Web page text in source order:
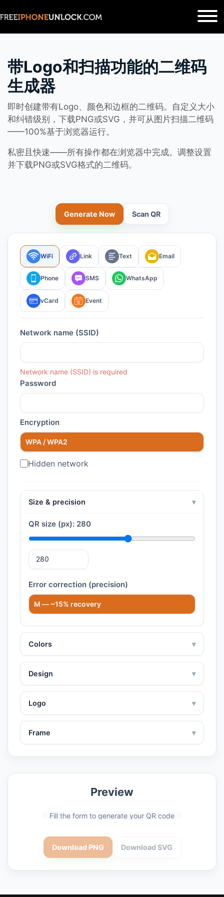
带Logo和扫描功能的二维码
生成器
即时创建带有Logo、颜色和边框的二维码。自定义大小
和纠错级别，下载PNG或SVG，并可从图片扫描二维码
——100%基于浏览器运行。
私密且快速——所有操作都在浏览器中完成。调整设置
并下载PNG或SVG格式的二维码。
Generate Now Scan QR
WiFi Link Text Email
Phone SMS WhatsApp
vCard Event
Network name (SSID)
Network name (SSID) is required
Password
Encryption
Hidden network
Size & precision ▾
QR size (px): 280
Error correction (precision)
Colors ▾
Design ▾
Logo ▾
Frame ▾
Preview
Fill the form to generate your QR code
Download PNG Download SVG